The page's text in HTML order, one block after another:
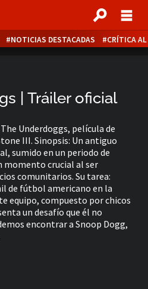
NOTICIAS DESTACADAS CRÍTICA
| Tráiler oficial
Underdoggs, película de
III. Sinopsis: Un antiguo
sumido en un periodo de
momento crucial al ser
comunitarios. Su tarea:
de fútbol americano en la
equipo, compuesto por chicos
un desafío que él no
encontrar a Snoop Dogg,